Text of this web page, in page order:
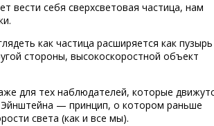
вести себя сверхсветовая частица, нам
как частица расширяется как пузырь
стороны, высокоскоростной объект
для тех наблюдателей, которые
— принцип, о котором раньше
света (как и все мы).